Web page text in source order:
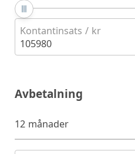
Kontantinsats / kr
105980
Avbetalning
12 månader